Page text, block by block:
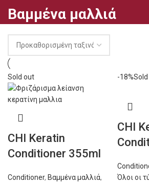
Βαμμένα μαλλιά
Sold out
CHI Keratin
Conditioner 355ml
Conditioner, Βαμμένα μαλλιά,
-18%
CHI
Όλοι οι